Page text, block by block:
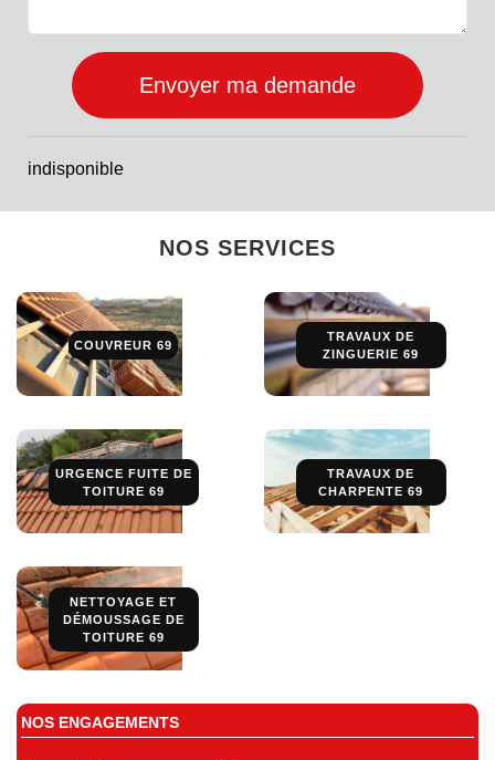
indisponible
NOS SERVICES
COUVREUR 69
TRAVAUX DE
ZINGUERIE 69
URGENCE FUITE DE
TOITURE 69
TRAVAUX DE
CHARPENTE 69
NETTOYAGE ET
DÉMOUSSAGE DE
TOITURE 69
NOS ENGAGEMENTS